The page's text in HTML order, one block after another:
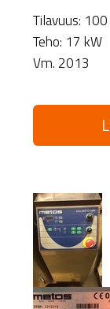
Tilavuus:
Teho: 17 kW
Vm. 2013